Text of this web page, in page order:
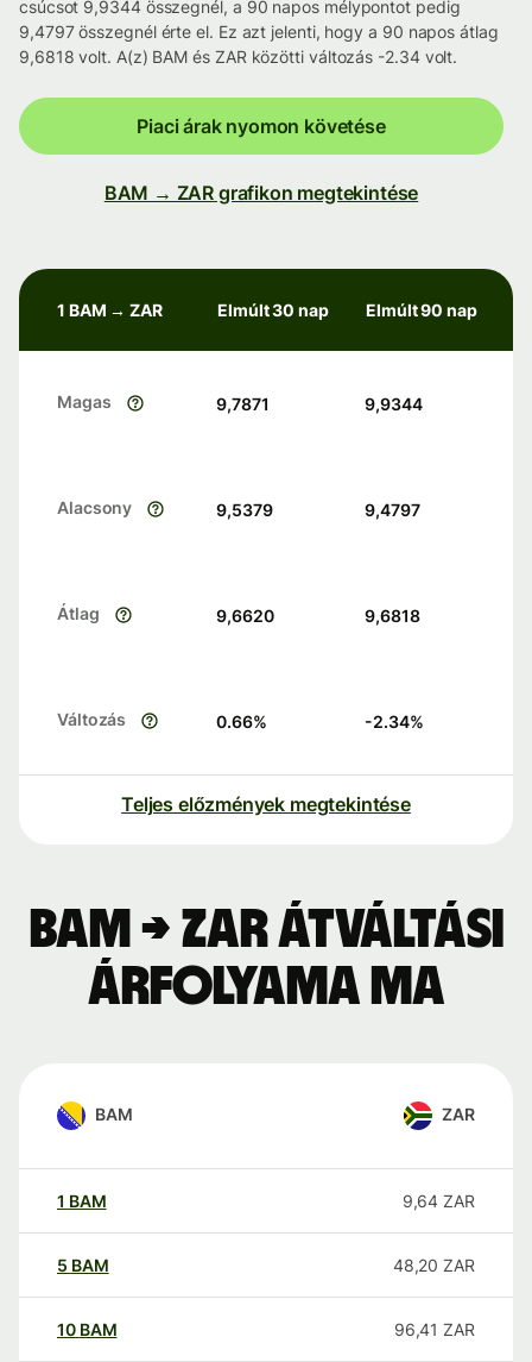
csúcsot 9,9344 összegnél, a 90 napos mélypontot pedig
9,4797 összegnél érte el. Ez azt jelenti, hogy a 90 napos átlag
9,6818 volt. A(z) BAM és ZAR közötti változás -2.34 volt.
Piaci árak nyomon követése
BAM → ZAR grafikon megtekintése
1 BAM → ZAR Elmúlt 30 nap Elmúlt 90 nap
Magas 9,7871 9,9344
Alacsony 9,5379 9,4797
Átlag 9,6620 9,6818
Változás 0.66% -2.34%
Teljes előzmények megtekintése
BAM → ZAR átváltási
árfolyama ma
BAM ZAR
1 BAM 9,64 ZAR
5 BAM 48,20 ZAR
10 BAM 96,41 ZAR